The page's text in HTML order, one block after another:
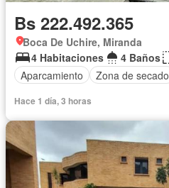
Bs 222.492.365
Boca De Uchire, Miranda
4 Habitaciones
4 Baños
Aparcamiento
Zona de secado
Hace 1 día, 3 horas